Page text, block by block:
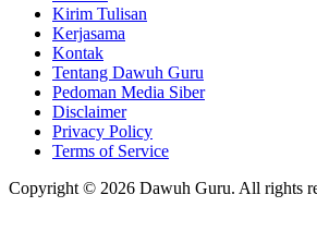
Kirim Tulisan
Kerjasama
Kontak
Tentang Dawuh Guru
Pedoman Media Siber
Disclaimer
Privacy Policy
Terms of Service
Copyright © 2026 Dawuh Guru. All rights